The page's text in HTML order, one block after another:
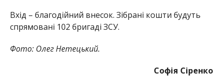
Вхід – благодійний внесок. Зібрані кошти будуть
спрямовані 102 бригаді ЗСУ.
Фото: Олег Нетецький.
Софія Сіренко